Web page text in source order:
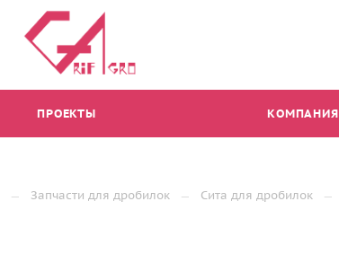
ПРОЕКТЫ КОМПАНИЯ
Запчасти для дробилок Сита для дробилок